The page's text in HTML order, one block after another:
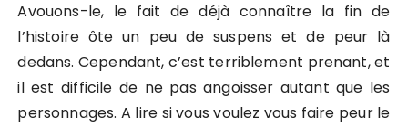
Avouons-le, le fait de déjà connaître la fin de
l’histoire ôte un peu de suspens et de peur là
dedans. Cependant, c’est terriblement prenant, et
il est difficile de ne pas angoisser autant que les
personnages. A lire si vous voulez vous faire peur le